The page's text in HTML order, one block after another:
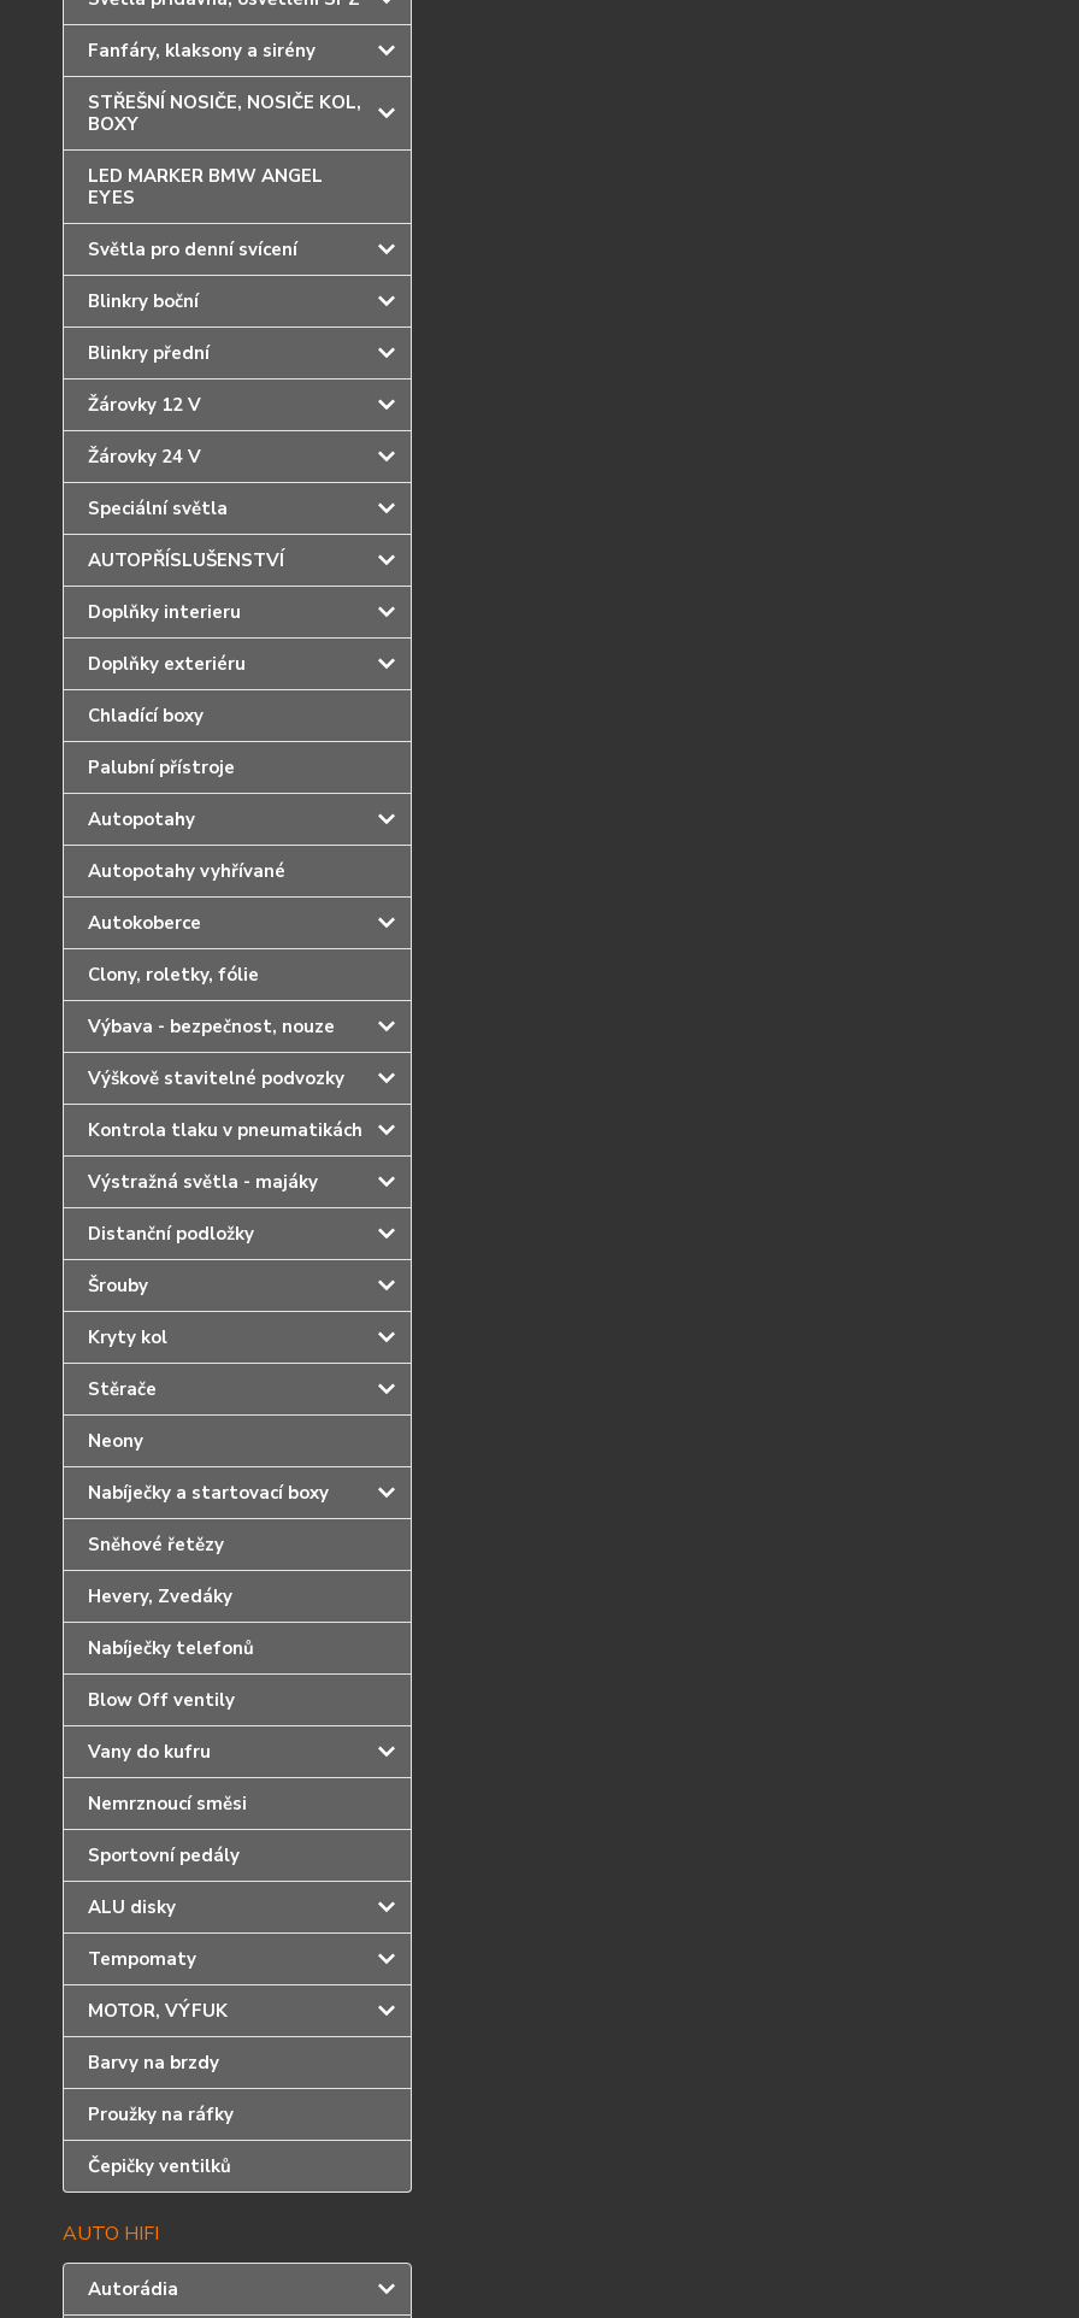
Fanfáry, klaksony a sirény
STŘEŠNÍ NOSIČE, NOSIČE KOL,
BOXY
LED MARKER BMW ANGEL
EYES
Světla pro denní svícení
Blinkry boční
Blinkry přední
Žárovky 12 V
Žárovky 24 V
Speciální světla
AUTOPŘÍSLUŠENSTVÍ
Doplňky interieru
Doplňky exteriéru
Chladící boxy
Palubní přístroje
Autopotahy
Autopotahy vyhřívané
Autokoberce
Clony, roletky, fólie
Výbava - bezpečnost, nouze
Výškově stavitelné podvozky
Kontrola tlaku v pneumatikách
Výstražná světla - majáky
Distanční podložky
Šrouby
Kryty kol
Stěrače
Neony
Nabíječky a startovací boxy
Sněhové řetězy
Hevery, Zvedáky
Nabíječky telefonů
Blow Off ventily
Vany do kufru
Nemrznoucí směsi
Sportovní pedály
ALU disky
Tempomaty
MOTOR, VÝFUK
Barvy na brzdy
Proužky na ráfky
Čepičky ventilků
AUTO HIFI
Autorádia